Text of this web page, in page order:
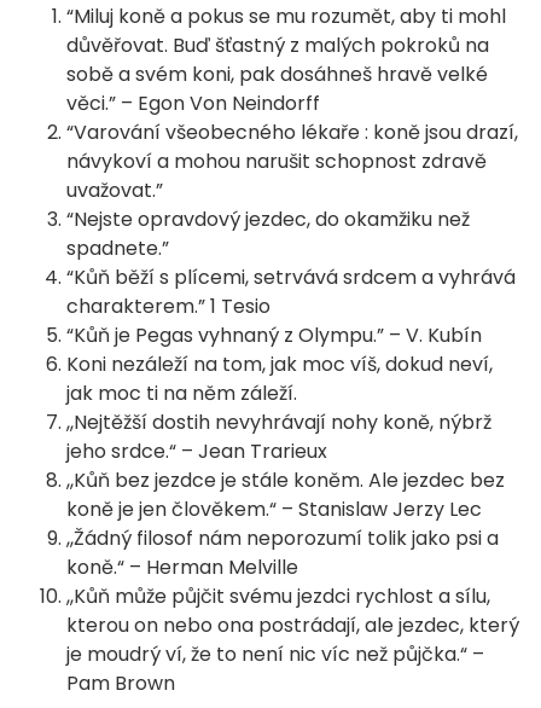
“Miluj koně a pokus se mu rozumět, aby ti mohl
důvěřovat. Buď šťastný z malých pokroků na
sobě a svém koni, pak dosáhneš hravě velké
věci.” – Egon Von Neindorff
“Varování všeobecného lékaře : koně jsou drazí,
návykoví a mohou narušit schopnost zdravě
uvažovat.”
“Nejste opravdový jezdec, do okamžiku než
spadnete.”
“Kůň běží s plícemi, setrvává srdcem a vyhrává
charakterem.” 1 Tesio
“Kůň je Pegas vyhnaný z Olympu.” – V. Kubín
Koni nezáleží na tom, jak moc víš, dokud neví,
jak moc ti na něm záleží.
,,Nejtěžší dostih nevyhrávají nohy koně, nýbrž
jeho srdce.“ – Jean Trarieux
,,Kůň bez jezdce je stále koněm. Ale jezdec bez
koně je jen člověkem.“ – Stanislaw Jerzy Lec
,,Žádný filosof nám neporozumí tolik jako psi a
koně.“ – Herman Melville
,,Kůň může půjčit svému jezdci rychlost a sílu,
kterou on nebo ona postrádají, ale jezdec, který
je moudrý ví, že to není nic víc než půjčka.“ –
Pam Brown